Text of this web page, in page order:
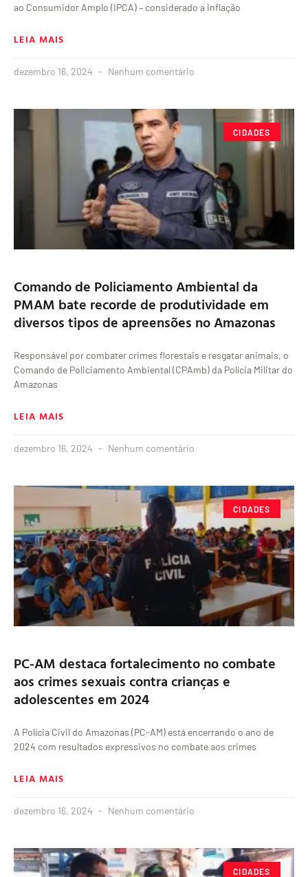
ao Consumidor Amplo (IPCA) – considerado a inflação
LEIA MAIS
dezembro 16, 2024 Nenhum comentário
CIDADES
Comando de Policiamento Ambiental da
PMAM bate recorde de produtividade em
diversos tipos de apreensões no Amazonas
Responsável por combater crimes florestais e resgatar animais, o
Comando de Policiamento Ambiental (CPAmb) da Polícia Militar do
Amazonas
LEIA MAIS
dezembro 16, 2024 Nenhum comentário
CIDADES
PC-AM destaca fortalecimento no combate
aos crimes sexuais contra crianças e
adolescentes em 2024
A Polícia Civil do Amazonas (PC-AM) está encerrando o ano de
2024 com resultados expressivos no combate aos crimes
LEIA MAIS
dezembro 16, 2024 Nenhum comentário
CIDADES